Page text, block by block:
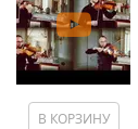
В КОРЗИНУ